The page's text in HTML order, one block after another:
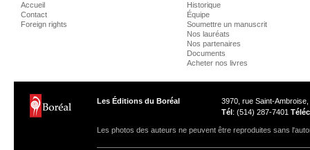
Accueil
Contact
Foreign rights
Historique
Équipe
Soumettre un manuscrit
Nos lauréats
Nos partenaires
Documents
Acheter nos livres
Les Éditions du Boréal
3970, rue Saint-
Tél : (514) 287-7401 Téléc
Les photos des auteurs ne peuvent être reproduites sans